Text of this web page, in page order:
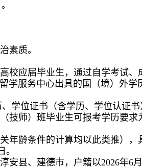
素质。
校应届毕业生，通过自学考试
学服务中心出具的国（境）外
学位证书（含学历、学位认证书
技师）班毕业生可报考学历要
年龄条件的计算均以此类推）
安县、建德市，户籍以2026年6